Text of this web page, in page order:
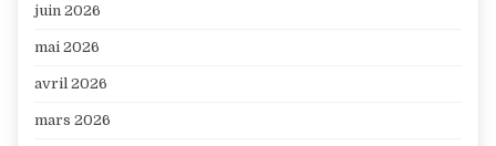
juin 2026
mai 2026
avril 2026
mars 2026